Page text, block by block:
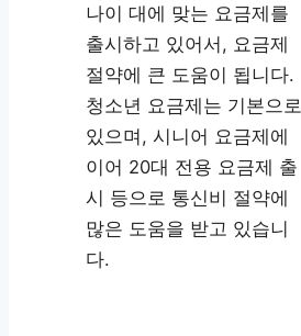
나이 대에 맞는 요금제를
출시하고 있어서, 요금제
절약에 큰 도움이 됩니다.
청소년 요금제는 기본으로
있으며, 시니어 요금제에
이어 20대 전용 요금제 출
시 등으로 통신비 절약에
많은 도움을 받고 있습니
다.